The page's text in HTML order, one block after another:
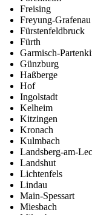
Freising
Freyung-Grafenau
Fürstenfeldbruck
Fürth
Garmisch-
Günzburg
Haßberge
Hof
Ingolstadt
Kelheim
Kitzingen
Kronach
Kulmbach
Landsberg-am-
Landshut
Lichtenfels
Lindau
Main-Spessart
Miesbach